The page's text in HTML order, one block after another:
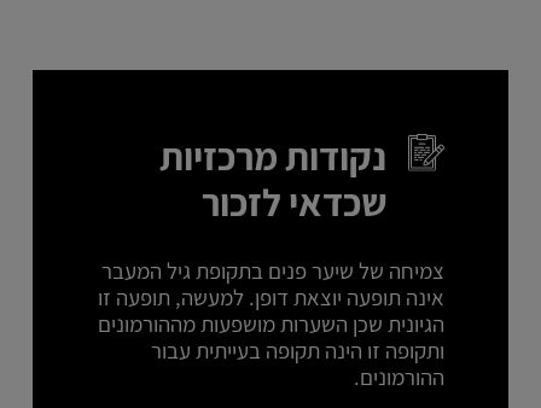
נקודות מרכזיות
שכדאי לזכור
צמיחה של שיער פנים בתקופת גיל המעבר
אינה תופעה יוצאת דופן. למעשה, תופעה זו
הגיונית שכן השערות מושפעות מההורמונים
ותקופה זו הינה תקופה בעייתית עבור
ההורמונים.